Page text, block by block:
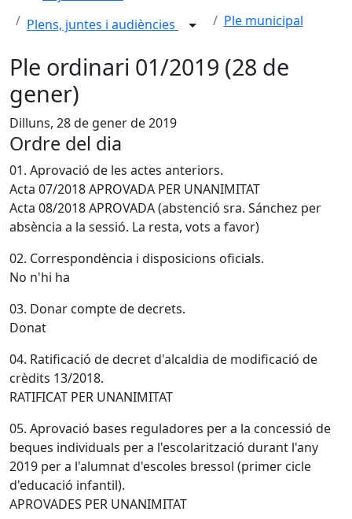
Plens, juntes i audiències
Ple municipal
Ple ordinari 01/2019 (28 de
gener)
Dilluns, 28 de gener de 2019
Ordre del dia
01. Aprovació de les actes anteriors.
Acta 07/2018 APROVADA PER UNANIMITAT
Acta 08/2018 APROVADA (abstenció sra. Sánchez per
absència a la sessió. La resta, vots a favor)
02. Correspondència i disposicions oficials.
No n'hi ha
03. Donar compte de decrets.
Donat
04. Ratificació de decret d'alcaldia de modificació de
crèdits 13/2018.
RATIFICAT PER UNANIMITAT
05. Aprovació bases reguladores per a la concessió de
beques individuals per a l'escolarització durant l'any
2019 per a l'alumnat d'escoles bressol (primer cicle
d'educació infantil).
APROVADES PER UNANIMITAT